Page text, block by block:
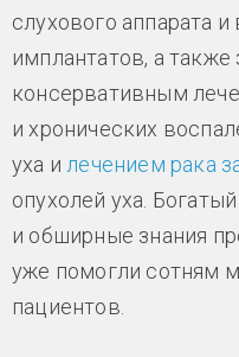
слухового аппарата
имплантатов, а также
консервативным
и хронических
уха и лечением рака
опухолей уха.
и обширные знания
уже помогли сотням
пациентов.